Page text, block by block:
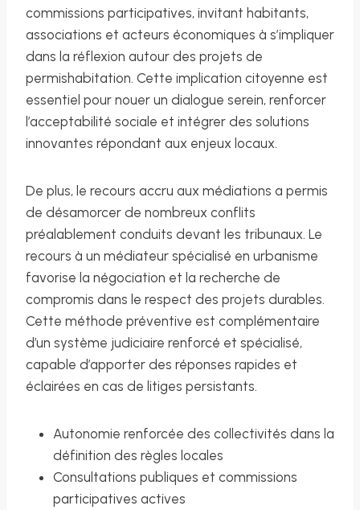
commissions participatives, invitant habitants,
associations et acteurs économiques à s’impliquer
dans la réflexion autour des projets de
permishabitation. Cette implication citoyenne est
essentiel pour nouer un dialogue serein, renforcer
l’acceptabilité sociale et intégrer des solutions
innovantes répondant aux enjeux locaux.
De plus, le recours accru aux médiations a permis
de désamorcer de nombreux conflits
préalablement conduits devant les tribunaux. Le
recours à un médiateur spécialisé en urbanisme
favorise la négociation et la recherche de
compromis dans le respect des projets durables.
Cette méthode préventive est complémentaire
d’un système judiciaire renforcé et spécialisé,
capable d’apporter des réponses rapides et
éclairées en cas de litiges persistants.
Autonomie renforcée des collectivités dans la
définition des règles locales
Consultations publiques et commissions
participatives actives